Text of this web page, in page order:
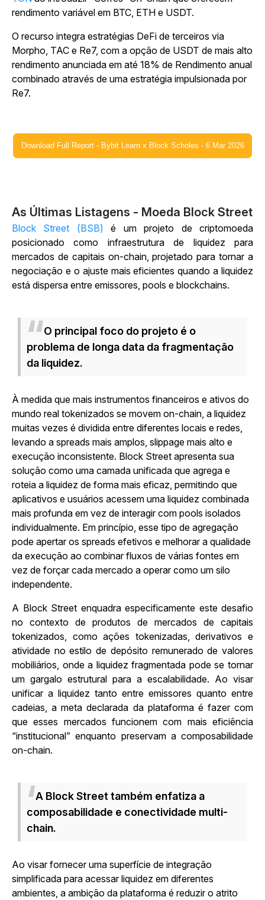
rendimento variável em BTC, ETH e USDT.
O recurso integra estratégias DeFi de terceiros via
Morpho, TAC e Re7, com a opção de USDT de mais alto
rendimento anunciada em até 18% de Rendimento anual
combinado através de uma estratégia impulsionada por
Re7.
Download Full Report - Bybit Learn x Block Scholes - 6 Mar 2026
As Últimas Listagens - Moeda Block Street
Block Street (BSB) é um projeto de criptomoeda
posicionado como infraestrutura de liquidez para
mercados de capitais on-chain, projetado para tornar a
negociação e o ajuste mais eficientes quando a liquidez
está dispersa entre emissores, pools e blockchains.
O principal foco do projeto é o
problema de longa data da fragmentação
da liquidez.
À medida que mais instrumentos financeiros e ativos do
mundo real tokenizados se movem on-chain, a liquidez
muitas vezes é dividida entre diferentes locais e redes,
levando a spreads mais amplos, slippage mais alto e
execução inconsistente. Block Street apresenta sua
solução como uma camada unificada que agrega e
roteia a liquidez de forma mais eficaz, permitindo que
aplicativos e usuários acessem uma liquidez combinada
mais profunda em vez de interagir com pools isolados
individualmente. Em princípio, esse tipo de agregação
pode apertar os spreads efetivos e melhorar a qualidade
da execução ao combinar fluxos de várias fontes em
vez de forçar cada mercado a operar como um silo
independente.
A Block Street enquadra especificamente este desafio
no contexto de produtos de mercados de capitais
tokenizados, como ações tokenizadas, derivativos e
atividade no estilo de depósito remunerado de valores
mobiliários, onde a liquidez fragmentada pode se tornar
um gargalo estrutural para a escalabilidade. Ao visar
unificar a liquidez tanto entre emissores quanto entre
cadeias, a meta declarada da plataforma é fazer com
que esses mercados funcionem com mais eficiência
“institucional” enquanto preservam a composabilidade
on-chain.
A Block Street também enfatiza a
composabilidade e conectividade multi-
chain.
Ao visar fornecer uma superfície de integração
simplificada para acessar liquidez em diferentes
ambientes, a ambição da plataforma é reduzir o atrito